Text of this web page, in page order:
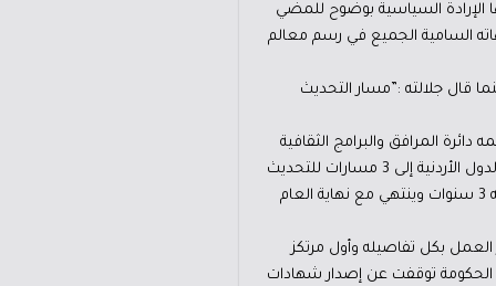
الإرادة السياسية بوضوح للمضي
السامية الجميع في رسم معالم
قال جلالته :”مسار التحديث
المرافق والبرامج الثقافية
في الأمانة أن البيروقراطية السلبية وليست البيروقراطية المنتجة أكبر معيق للبيئة الاستثمارية في المملكة، لهذا ذهبت الدول الأردنية إلى 3 مسارات للتحديث
من ضمنها مسار التحديث الإداري والتي نتج عنه خارطة تحديث القطاع العام وتم السير بالبرنامج التنفيذي الأول الذي مدته 3 سنوات وينتهي مع نهاية العام
لمعرفة سير العمل بكل تفاصيله وأول مرتكز
الخدمات الحكومية المُدرجة في السجل الوطني خلال عام 2025، لافتا إلى أن الحكومة توقفت عن إصدار شهادات